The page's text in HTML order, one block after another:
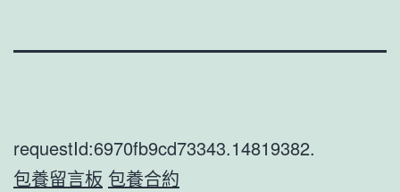
requestId:6970fb9cd73343.14819382.
包養留言板 包養合約